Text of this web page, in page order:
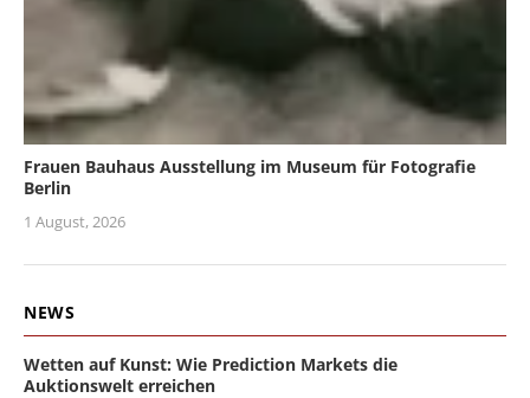
Frauen Bauhaus Ausstellung im Museum für Fotografie
Berlin
1 August, 2026
NEWS
Wetten auf Kunst: Wie Prediction Markets die
Auktionswelt erreichen